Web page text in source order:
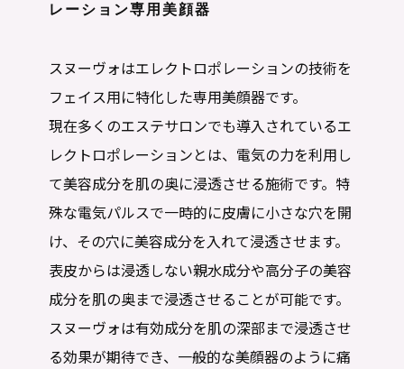
レーション専用美顔器
スヌーヴォはエレクトロポレーションの技術を
フェイス用に特化した専用美顔器です。
現在多くのエステサロンでも導入されているエ
レクトロポレーションとは、電気の力を利用し
て美容成分を肌の奥に浸透させる施術です。特
殊な電気パルスで一時的に皮膚に小さな穴を開
け、その穴に美容成分を入れて浸透させます。
表皮からは浸透しない親水成分や高分子の美容
成分を肌の奥まで浸透させることが可能です。
スヌーヴォは有効成分を肌の深部まで浸透させ
る効果が期待でき、一般的な美顔器のように痛